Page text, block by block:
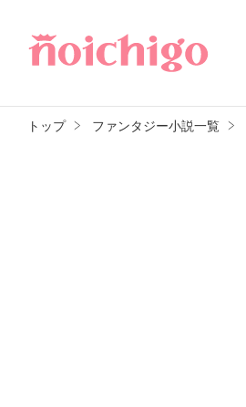
トップ ファンタジー小説一覧